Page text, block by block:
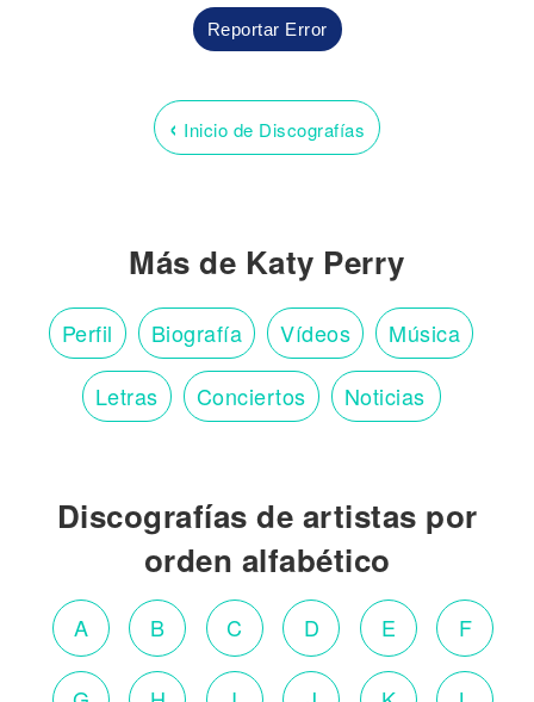
Reportar Error
‹ Inicio de Discografías
Más de Katy Perry
Perfil Biografía Vídeos Música
Letras Conciertos Noticias
Discografías de artistas por
orden alfabético
A B C D E F